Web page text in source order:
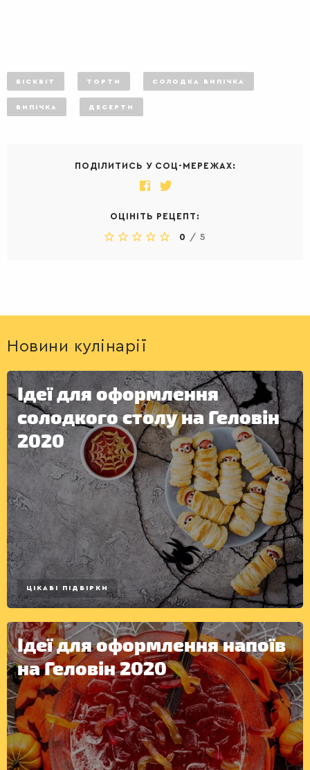
ДЕСЕРТИ
БІСКВІТ ТОРТИ СОЛОДКА ВИПІЧКА
ВИПІЧКА ДЕСЕРТИ
ПОДІЛИТИСЬ У СОЦ-МЕРЕЖАХ:
ОЦІНІТЬ РЕЦЕПТ:
0 / 5
Новини кулінарії
Ідеї для оформлення
солодкого столу на Геловін
2020
ЦІКАВІ ПІДБІРКИ
Ідеї для оформлення напоїв
на Геловін 2020